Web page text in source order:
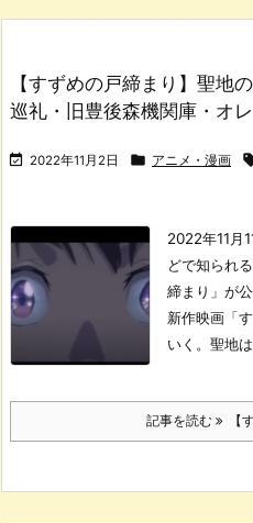
【すずめの戸締まり】聖地
巡礼・旧豊後森機関庫・オ
 2022年11月2日  アニメ・漫画
2022年11月
どで知られ
締まり」が公
新作映画「
いく。 聖地
記事を読む 【す